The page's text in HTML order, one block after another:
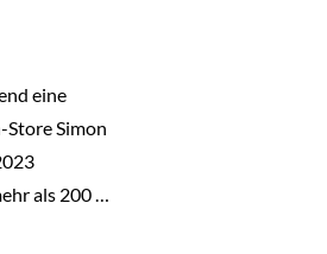
eine
Simon
als 200 …